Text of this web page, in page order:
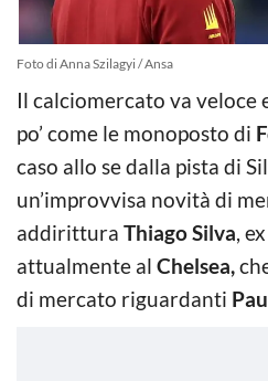
Foto di Anna Szilagyi / Ansa
Il calciomercato va veloce
po’ come le monoposto di
caso allo se dalla pista di
un’improvvisa novità di
addirittura Thiago Silva,
attualmente al Chelsea,
di mercato riguardanti